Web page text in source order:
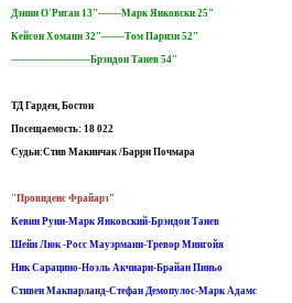
Дэнни О'Риган 13"-------Марк Янковски 25"
Кейсон Хоманн 32"-------Том Паризи 52"
------------------------Брэндон Танев 54"
ТД Гарден, Бостон
Посещаемость: 18 022
Судьи:Стив Макинчак /Барри Почмара
"Провиденс Фрайарз"
Кевин Руни-Марк Янковский-Брэндон Танев
Шейн Люк -Росс Мауэрманн-Тревор Мингойя
Ник Сарацино-Ноэль Акчиари-Брайан Пиньо
Стивен Макпарланд-Стефан Демопулос-Марк Адамс